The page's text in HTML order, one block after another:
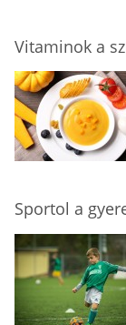
Vitaminok a
Sportol a